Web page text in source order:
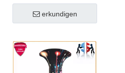
Signage
erkundigen